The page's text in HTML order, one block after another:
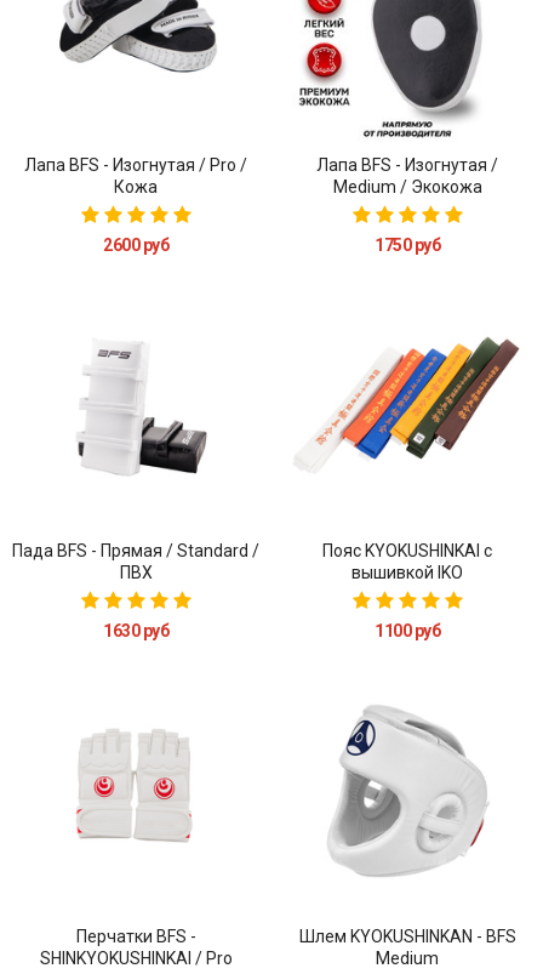
Лапа BFS - Изогнутая / Pro /
Кожа
2600 руб
Лапа BFS - Изогнутая /
Medium / Экокожа
1750 руб
Пада BFS - Прямая / Standard /
ПВХ
1630 руб
Пояс KYOKUSHINKAI с
вышивкой IKO
1100 руб
Перчатки BFS -
SHINKYOKUSHINKAI / Pro
Шлем KYOKUSHINKAN - BFS
Medium